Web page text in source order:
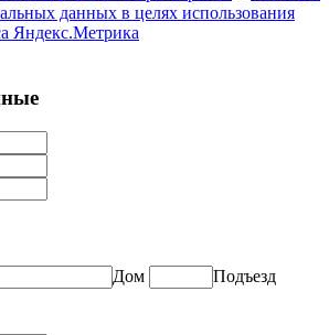
данных в целях использования
Яндекс.Метрика
Дом Подъезд